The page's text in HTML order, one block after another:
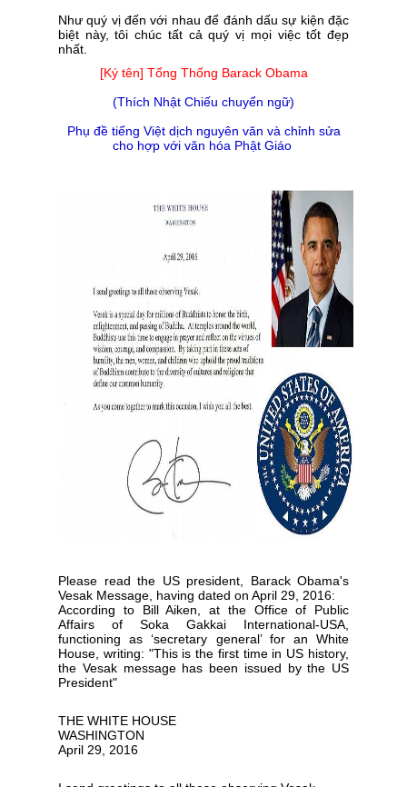
Như quý vị đến với nhau để đánh dấu sự kiện đặc
biệt này, tôi chúc tất cả quý vị mọi việc tốt đẹp
nhất.
[Ký tên] Tổng Thống Barack Obama
(Thích Nhật Chiếu chuyển ngữ)
Phụ đề tiếng Việt dịch nguyên văn và chỉnh sửa
cho hợp với văn hóa Phật Giáo
Please read the US president, Barack Obama's
Vesak Message, having dated on April 29, 2016:
According to Bill Aiken, at the Office of Public
Affairs of Soka Gakkai International-USA,
functioning as ‘secretary general’ for an White
House, writing: "This is the first time in US history,
the Vesak message has been issued by the US
President"
THE WHITE HOUSE
WASHINGTON
April 29, 2016